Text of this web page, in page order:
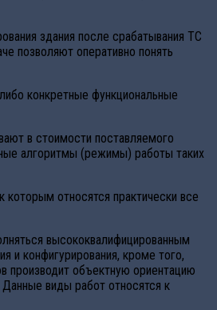
здания после срабатывания ТС
позволяют оперативно понять
конкретные функциональные
в стоимости поставляемого
алгоритмы (режимы) работы таких
относятся практически все
высококвалифицированным
и конфигурирования, кроме того,
производит объектную ориентацию
виды работ относятся к